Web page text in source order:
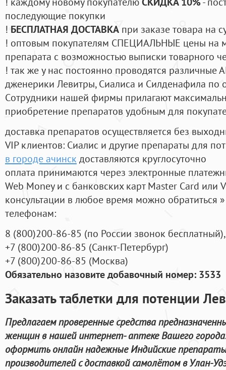
последующие покупки
! БЕСПЛАТНАЯ ДОСТАВКА при заказе товара на
! оптовым покупателям СПЕЦИАЛЬНЫЕ цены на
препарата с возможностью выписки товарного
! так же у нас постоянно проводятся
дженерики Левитры, Сиалиса и Силденафила по
Cотрудники нашей фирмы прилагают
приобретение препаратов удобным для
доставка препаратов осуществляется без
VIP клиентов: Сиалис и другие препараты для
в городе ачинск доставляются круглосуточно
оплата принимаются через электронные
Web Money и с банковских карт Master Card или
консультации в любое время можно обратиться
телефонам:
8 (800)200-86-85 (по России звонок бесплатный),
+7 (800)200-86-85 (Санкт-Петербург)
+7 (800)200-86-85 (Москва)
Обязательно назовите добавочный номер: 3533
Заказать таблетки для потенции
Предлагаем проверенные средства
женщин в нашей интернет- аптеке Вашего
оформить онлайн надежные Индийские
производителей с доставкой самолётом в Улан-